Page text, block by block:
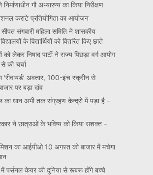
गौ अभ्यारण्य का किया निरीक्षण
कराटे प्रतियोगिता का आयोजन
सीपत संगवारी महिला समिति ने शासकीय
के विद्यार्थियों को वितरित किए छाते
को लेकर निषाद पार्टी ने राज्य पिछड़ा वर्ग आयोग
की चर्चा
‘रीवायर्ड’ अवतार, 100-इंच स्क्रीन से
पर बड़ा दांव
का धान अभी तक संग्रहण केन्द्रो में पड़ा है –
ने छात्राओं के भविष्य को किया सशक्त –
का आईपीओ 10 अगस्त को बाजार में मचेगा
केयर की दुनिया से रूबरू होंगे बच्चे